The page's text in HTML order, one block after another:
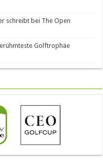
schreibt bei The Open
Golftrophäe